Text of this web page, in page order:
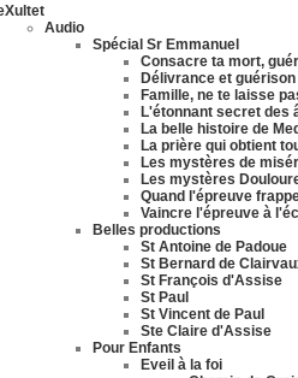
Audio
Spécial Sr Emmanuel
Consacre ta mort,
Délivrance et
Famille, ne te laisse
L'étonnant secret des
La belle histoire de
La prière qui obtient
Les mystères de
Les mystères
Quand l'épreuve
Vaincre l'épreuve à
Belles productions
St Antoine de Padoue
St Bernard de
St François d'Assise
St Paul
St Vincent de Paul
Ste Claire d'Assise
Pour Enfants
Eveil à la foi